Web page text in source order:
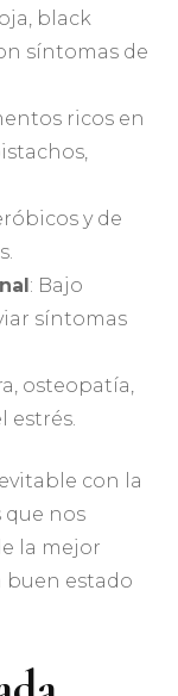
black
síntomas de
ricos en
y de
: Bajo
síntomas
osteopatía,
estrés.
con la
que nos
la mejor
buen estado